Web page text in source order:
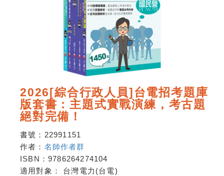
2026[綜合行政人員]台電招考題庫
版套書：主題式實戰演練，考古題
絕對完備！
書號： 22991151
作者： 名師作者群
ISBN： 9786264274104
適用對象： 台灣電力(台電)